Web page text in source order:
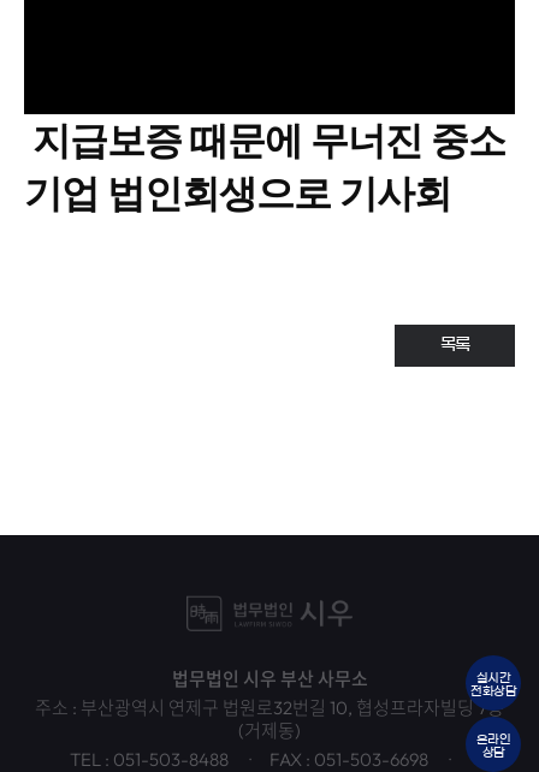
실시간
전화상담
온라인
상담
지급보증 때문에 무너진 중소
기업 법인회생으로 기사회
목록
법무법인 시우 부산 사무소
주소 : 부산광역시 연제구 법원로32번길 10, 협성프라자빌딩 7층
(거제동)
TEL : 051-503-8488
FAX : 051-503-6698